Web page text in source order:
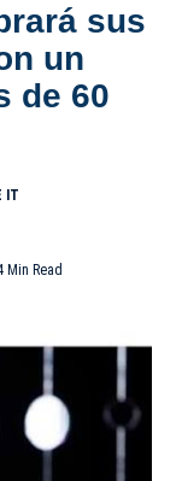
sus
un
de 60
Min Read